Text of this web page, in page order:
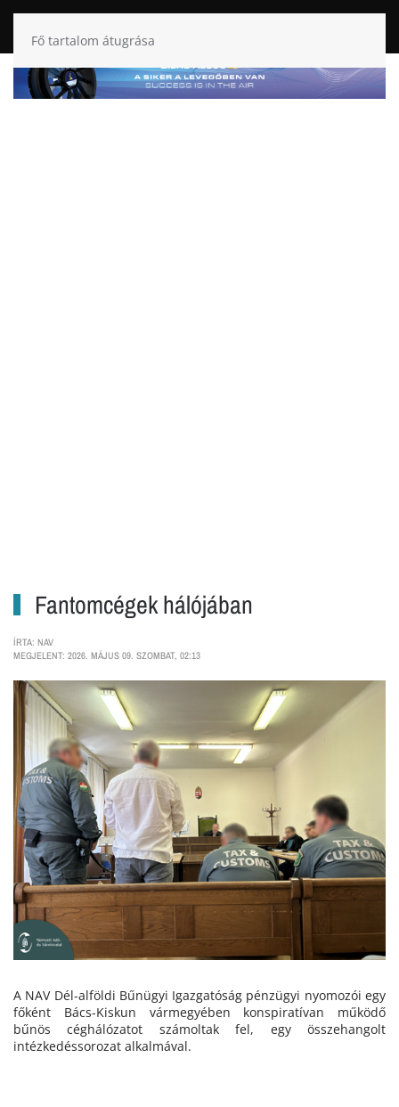
Fő tartalom átugrása
Fantomcégek hálójában
ÍRTA: NAV
MEGJELENT: 2026. MÁJUS 09. SZOMBAT, 02:13
A NAV Dél-alföldi Bűnügyi Igazgatóság pénzügyi nyomozói egy
főként Bács-Kiskun vármegyében konspiratívan működő
bűnös céghálózatot számoltak fel, egy összehangolt
intézkedéssorozat alkalmával.